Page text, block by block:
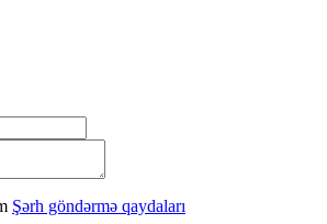
Şərh göndərmə qaydaları